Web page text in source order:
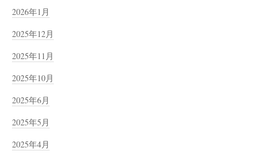
2026年1月
2025年12月
2025年11月
2025年10月
2025年6月
2025年5月
2025年4月